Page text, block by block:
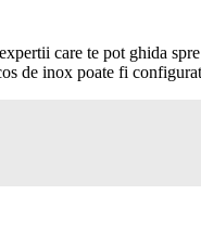
care te pot ghida
de inox poate fi